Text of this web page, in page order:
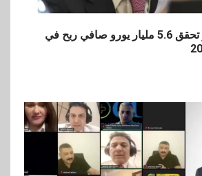
إنتيسا سان باولو تحقق 5.6 مليار يورو صافي ربح في